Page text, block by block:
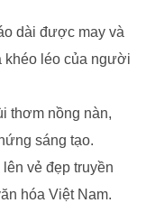
dài được may và
khéo léo của người
thơm nồng nàn,
sáng tạo.
lên vẻ đẹp truyền
hóa Việt Nam.